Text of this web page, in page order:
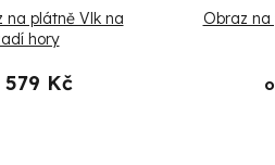
na plátně Vlk na
hory
579 Kč
Obraz na